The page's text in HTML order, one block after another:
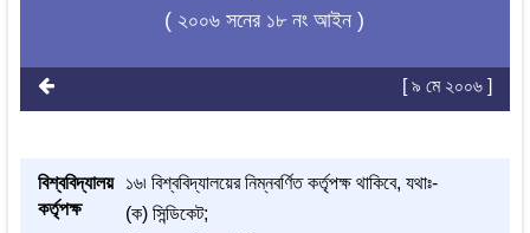
( ২০০৬ সনের ১৮ নং আইন )
[ ৯ মে ২০০৬ ]
বিশ্ববিদ্যালয়
কর্তৃপক্ষ
১৬৷ বিশ্ববিদ্যালয়ের নিম্নবর্ণিত কর্তৃপক্ষ থাকিবে, যথাঃ-
(ক) সিন্ডিকেট;